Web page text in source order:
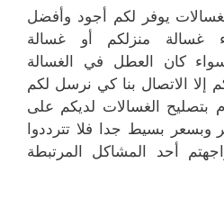
يوفر لكم أجود وأفضل
غسالة منزلكم أو غسالة
كان العطل في الغسالة
إلا الاتصال بنا كي نرسل لكم
بتصليح الغسالات لديكم على
بسيط جدا فلا تترددوا
أحد المشاكل المرتبطة